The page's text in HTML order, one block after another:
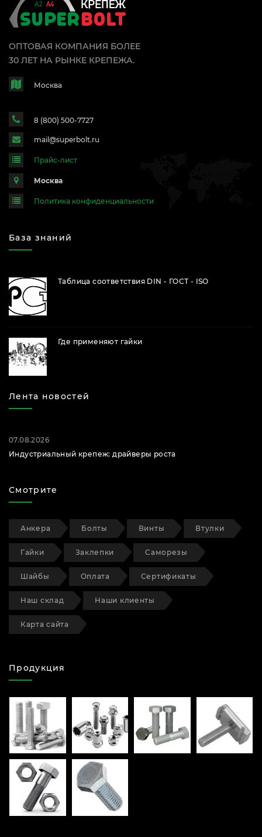
ОПТОВАЯ КОМПАНИЯ БОЛЕЕ
30 ЛЕТ НА РЫНКЕ КРЕПЕЖА.
Москва
8 (800) 500-7727
mail@superbolt.ru
Прайс-лист
Москва
Политика конфиденциальности
База знаний
Таблица соответствия DIN - ГОСТ - ISO
Где применяют гайки
Лента новостей
07.08.2026
Индустриальный крепеж: драйверы роста
Смотрите
Анкера Болты Винты Втулки
Гайки Заклепки Саморезы
Шайбы Оплата Сертификаты
Наш склад Наши клиенты
Карта сайта
Продукция